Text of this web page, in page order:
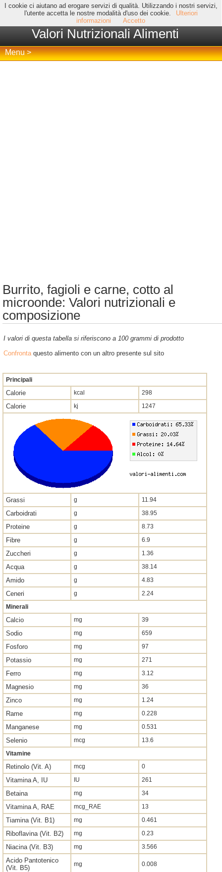
I cookie ci aiutano ad erogare servizi di qualità. Utilizzando i nostri servizi,
l'utente accetta le nostre modalità d'uso dei cookie.
Ulteriori
informazioni
Accetto
Valori Nutrizionali Alimenti
Menu >
Burrito, fagioli e carne, cotto al
microonde: Valori nutrizionali e
composizione
I valori di questa tabella si riferiscono a 100 grammi di prodotto
Confrontaquesto alimento con un altro presente sul sito
Principali
Calorie kcal 298
Calorie kj 1247
Grassi g 11.94
Carboidrati g 38.95
Proteine g 8.73
Fibre g 6.9
Zuccheri g 1.36
Acqua g 38.14
Amido g 4.83
Ceneri g
2.24
Minerali
Calcio mg 39
Sodio mg 659
Fosforo mg 97
Potassio mg 271
Ferro mg 3.12
Magnesio mg 36
Zinco mg 1.24
Rame mg 0.228
Manganese mg 0.531
Selenio mcg
13.6
Vitamine
Retinolo (Vit. A) mcg 0
Vitamina A, IU IU 261
Betaina mg 34
Vitamina A, RAE mcg_RAE 13
Tiamina (Vit. B1) mg 0.461
Riboflavina (Vit. B2) mg 0.23
Niacina (Vit. B3) mg 3.566
Acido Pantotenico
(Vit. B5)
mg 0.008